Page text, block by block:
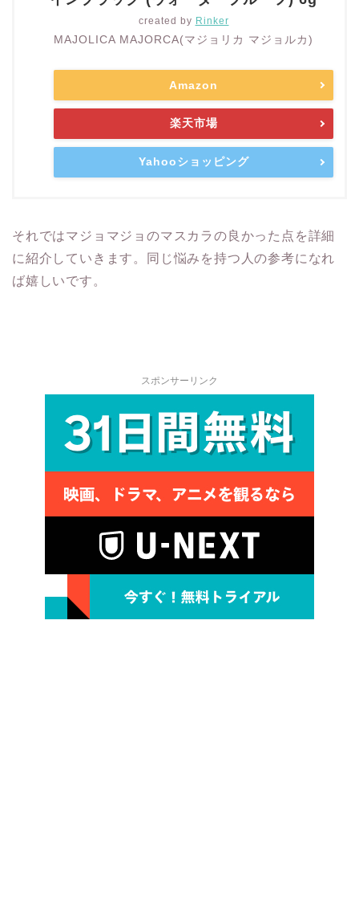
created by Rinker
MAJOLICA MAJORCA(マジョリカ マジョルカ)
Amazon
楽天市場
Yahooショッピング
それではマジョマジョのマスカラの良かった点を詳細
に紹介していきます。同じ悩みを持つ人の参考になれ
ば嬉しいです。
スポンサーリンク